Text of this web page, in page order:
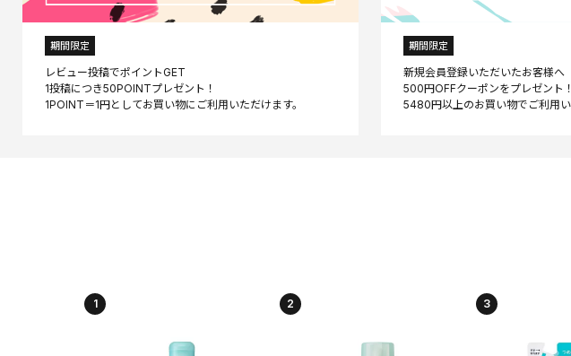
期間限定
レビュー投稿でポイントGET
1投稿につき50POINTプレゼント！
期間限定
新規会員登録いただいたお客様へ
500円OFFクーポンをプレゼント！
1 2 3